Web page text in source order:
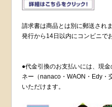
請求書は商品とは別に郵送されま
発行から14日以内にコンビニで
●代金引換のお支払いには、現
ネー（nanaco・WAON・Edy・
いただけます。